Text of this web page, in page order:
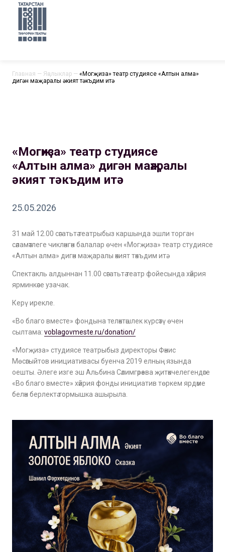
Главная — Яңалыклар — «Могҗиза» театр студиясе «Алтын алма»
дигән маҗаралы әкият тәкъдим итә
«Могҗиза» театр студиясе
«Алтын алма» дигән маҗаралы
әкият тәкъдим итә
25.05.2026
31 май 12.00 сәгатьтә театрыбыз каршында эшли торган
сәламәтлеге чикләнгән балалар өчен «Могҗиза» театр студиясе
«Алтын алма» дигән маҗаралы әкият тәкъдим итә.
Спектакль алдыннан 11.00 сәгатьтә театр фойесында хәйрия
ярминкәсе узачак.
Керү ирекле.
«Во благо вместе» фондына теләктәшлек күрсәтү өчен
сылтама: voblagovmeste.ru/donation/
«Могҗиза» студиясе театрыбыз директоры Фәнис
Мөсәгыйтов инициативасы буенча 2019 елның язында
оешты. Әлеге изге эш Альбина Сәлимгәрәева җитәкчелегендәге
«Во благо вместе» хәйрия фонды инициатив төркем ярдәме
белән берлектә тормышка ашырыла.